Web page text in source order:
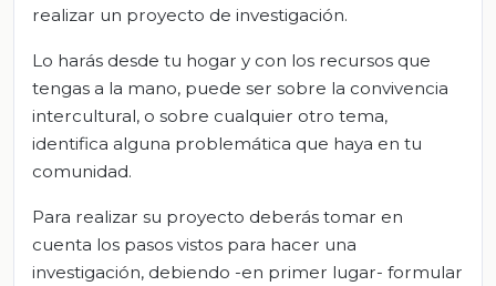
realizar un proyecto de investigación.
Lo harás desde tu hogar y con los recursos que
tengas a la mano, puede ser sobre la convivencia
intercultural, o sobre cualquier otro tema,
identifica alguna problemática que haya en tu
comunidad.
Para realizar su proyecto deberás tomar en
cuenta los pasos vistos para hacer una
investigación, debiendo -en primer lugar- formular